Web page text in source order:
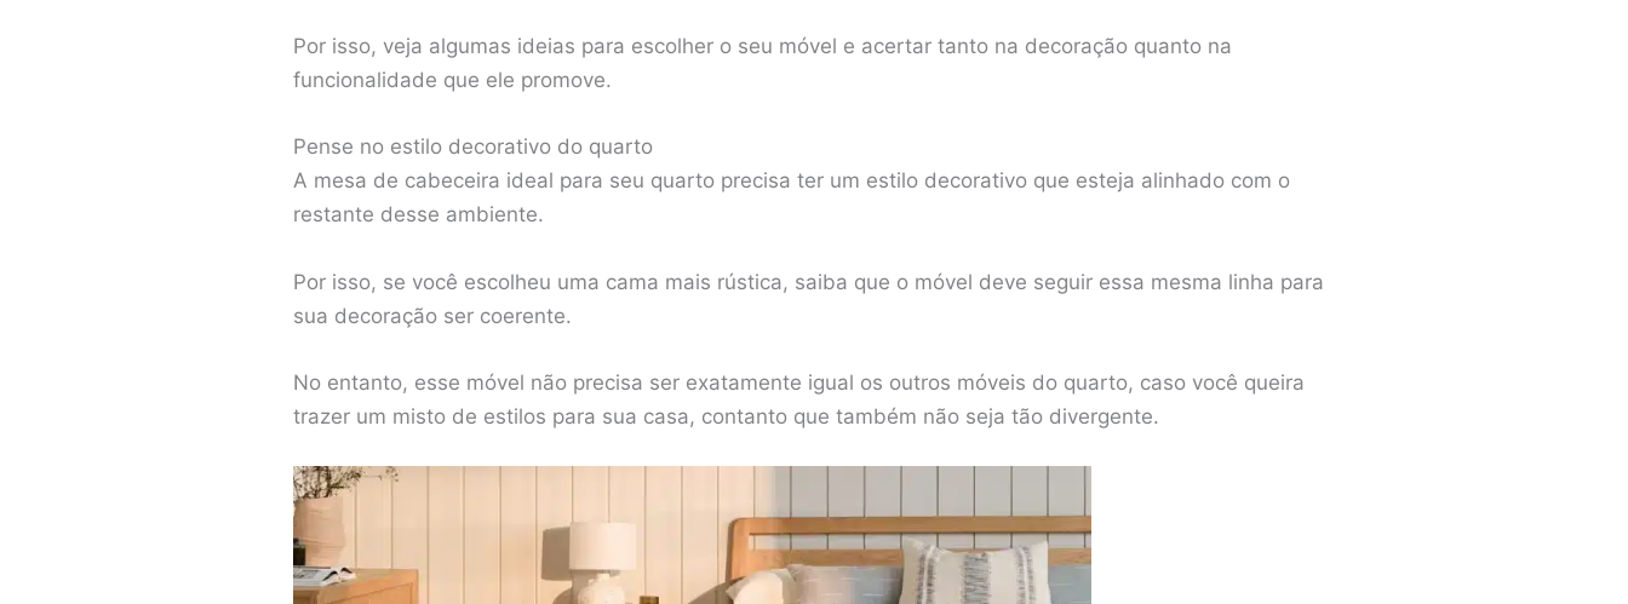
Por isso, veja algumas ideias para escolher o seu móvel e acertar tanto na decoração quanto na
funcionalidade que ele promove.
Pense no estilo decorativo do quarto
A mesa de cabeceira ideal para seu quarto precisa ter um estilo decorativo que esteja alinhado com o
restante desse ambiente.
Por isso, se você escolheu uma cama mais rústica, saiba que o móvel deve seguir essa mesma linha para
sua decoração ser coerente.
No entanto, esse móvel não precisa ser exatamente igual os outros móveis do quarto, caso você queira
trazer um misto de estilos para sua casa, contanto que também não seja tão divergente.